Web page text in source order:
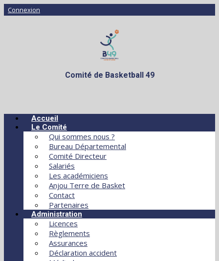
Connexion
Comité de Basketball 49
Accueil
Le Comité
Qui sommes nous ?
Bureau Départemental
Comité Directeur
Salariés
Les académiciens
Anjou Terre de Basket
Contact
Partenaires
Administration
Licences
Règlements
Assurances
Déclaration accident